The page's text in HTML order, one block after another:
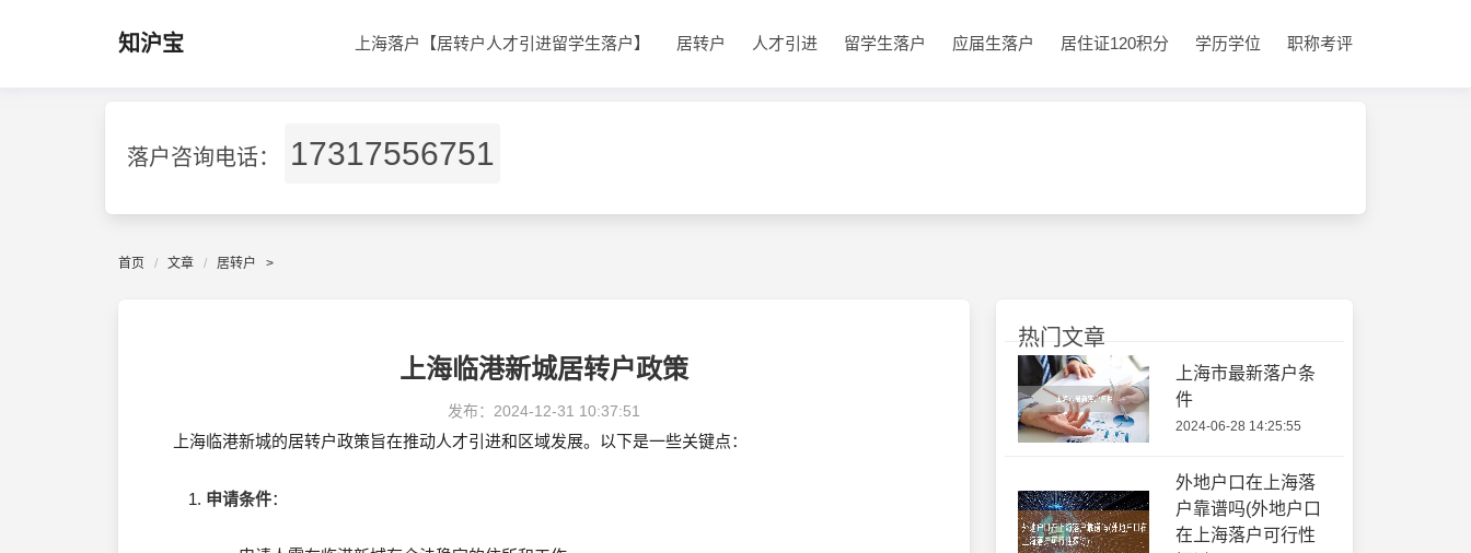
知沪宝 上海落户【居转户人才引进留学生落户】 居转户 人才引进 留学生落户 应届生落户 居住证120积分 学历学位 职称考评
落户咨询电话： 17317556751
首页 文章 居转户 >
上海临港新城居转户政策
发布： 2024-12-31 10:37:51
上海临港新城的居转户政策旨在推动人才引进和区域发展。以下是一些关键点：
申请条件：
热门文章
上海市最新落户条
件
2024-06-28 14:25:55
外地户口在上海落
户靠谱吗(外地户口
在上海落户可行性